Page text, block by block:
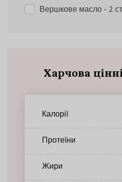
Вершкове масло- 2
Харчова
Калорії
Протеїни
Жири